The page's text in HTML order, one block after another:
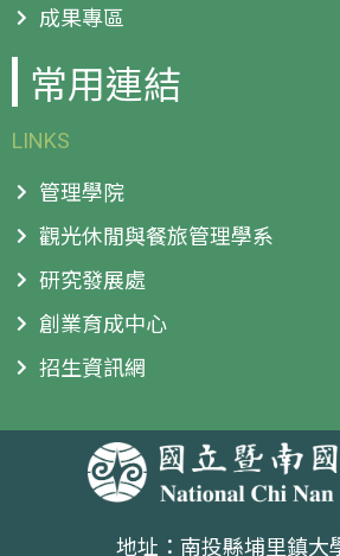
成果專區
常用連結
LINKS
管理學院
觀光休閒與餐旅管理學系
研究發展處
創業育成中心
招生資訊網
地址：南投縣埔里鎮大